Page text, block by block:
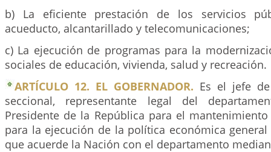
b) La eficiente prestación de los servicios
acueducto, alcantarillado y telecomunicaciones;
c) La ejecución de programas para la
sociales de educación, vivienda, salud y recreación.
ARTÍCULO 12. EL GOBERNADOR. Es el jefe
seccional, representante legal del
Presidente de la República para el
para la ejecución de la política económica
que acuerde la Nación con el departamento